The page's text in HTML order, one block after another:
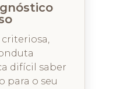
criteriosa,
difícil saber
para o seu